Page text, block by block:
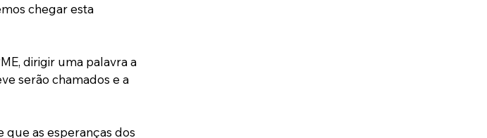
chegar esta
dirigir uma palavra a
serão chamados e a
que as esperanças dos